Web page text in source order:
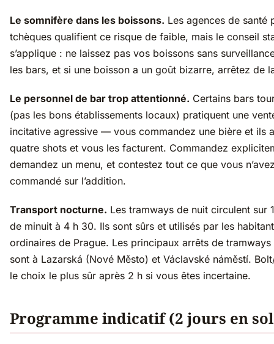
Le somnifère dans les boissons. Les agences de santé
tchèques qualifient ce risque de faible, mais le conseil
s’applique : ne laissez pas vos boissons sans
les bars, et si une boisson a un goût bizarre, arrêtez de
Le personnel de bar trop attentionné. Certains bars
(pas les bons établissements locaux) pratiquent une
incitative agressive — vous commandez une bière et ils
quatre shots et vous les facturent. Commandez
demandez un menu, et contestez tout ce que vous
commandé sur l’addition.
Transport nocturne. Les tramways de nuit circulent sur
de minuit à 4 h 30. Ils sont sûrs et utilisés par les
ordinaires de Prague. Les principaux arrêts de tramways
sont à Lazarská (Nové Město) et Václavské náměstí.
le choix le plus sûr après 2 h si vous êtes incertaine.
Programme indicatif (2 jours en